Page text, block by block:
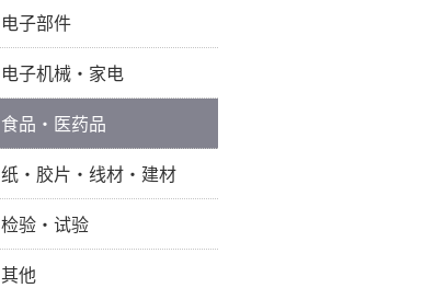
电子部件
电子机械・家电
食品・医药品
纸・胶片・线材・建材
检验・试验
其他